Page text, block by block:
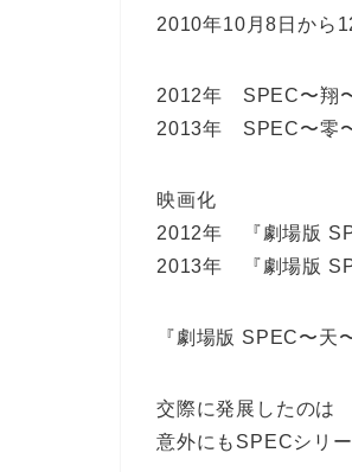
2010年10月8日から
2012年 SPEC〜翔
2013年 SPEC〜零
映画化
2012年 『劇場版
2013年 『劇場版
『劇場版 SPEC〜天
交際に発展したのは
意外にもSPECシリ